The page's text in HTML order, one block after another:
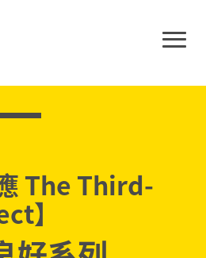
The Third-
】